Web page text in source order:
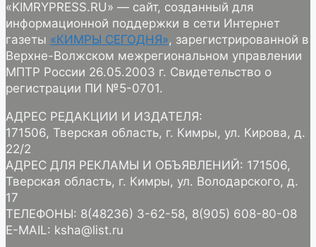
«KIMRYPRESS.RU» — сайт, созданный для
информационной поддержки в сети Интернет
газеты «КИМРЫ СЕГОДНЯ», зарегистрированной в
Верхне-Волжском межрегиональном управлении
МПТР России 26.05.2003 г. Свидетельство о
регистрации ПИ №5-0701.
АДРЕС РЕДАКЦИИ И ИЗДАТЕЛЯ:
171506, Тверская область, г. Кимры, ул. Кирова, д.
22/2
АДРЕС ДЛЯ РЕКЛАМЫ И ОБЪЯВЛЕНИЙ: 171506,
Тверская область, г. Кимры, ул. Володарского, д.
17
ТЕЛЕФОНЫ: 8(48236) 3-62-58, 8(905) 608-80-08
E-MAIL: ksha@list.ru